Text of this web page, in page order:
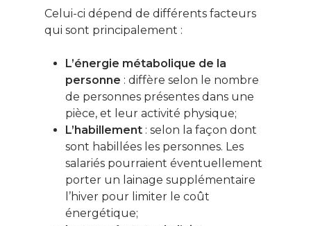
Celui-ci dépend de différents facteurs
qui sont principalement :
L’énergie métabolique de la
personne : diffère selon le nombre
de personnes présentes dans une
pièce, et leur activité physique;
L’habillement : selon la façon dont
sont habillées les personnes. Les
salariés pourraient éventuellement
porter un lainage supplémentaire
l’hiver pour limiter le coût
énergétique;